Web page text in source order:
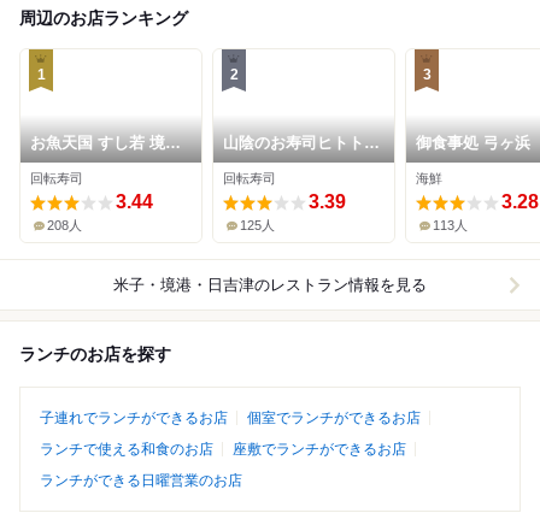
周辺のお店ランキング
1
お魚天国 すし若 境港
店
回転寿司
3.44
208人
2
山陰のお寿司ヒトトセ
境港本店
回転寿司
3.39
125人
3
御食事処 弓ヶ浜
海鮮
3.28
113人
米子・境港・日吉津のレストラン情報を見る
ランチのお店を探す
子連れでランチができるお店
個室でランチができるお店
ランチで使える和食のお店
座敷でランチができるお店
ランチができる日曜営業のお店